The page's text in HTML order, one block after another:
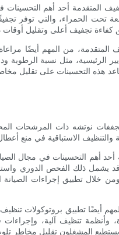
المتقدمة أحد أهم
تحت الحمراء، والتي توفر
من المهم أيضًا
الرئيسية، مثل نسبة
هذه التحسينات على تقليل
نوتشه ذات المرشحات
أحد أهم التحسينات في مجال
يشمل ذلك الفحص الدوري
خلال تطبيق إجراءات الصيانة
المهم أيضًا تطبيق بروتوكولات
تنظيف آلية، وإجراءات